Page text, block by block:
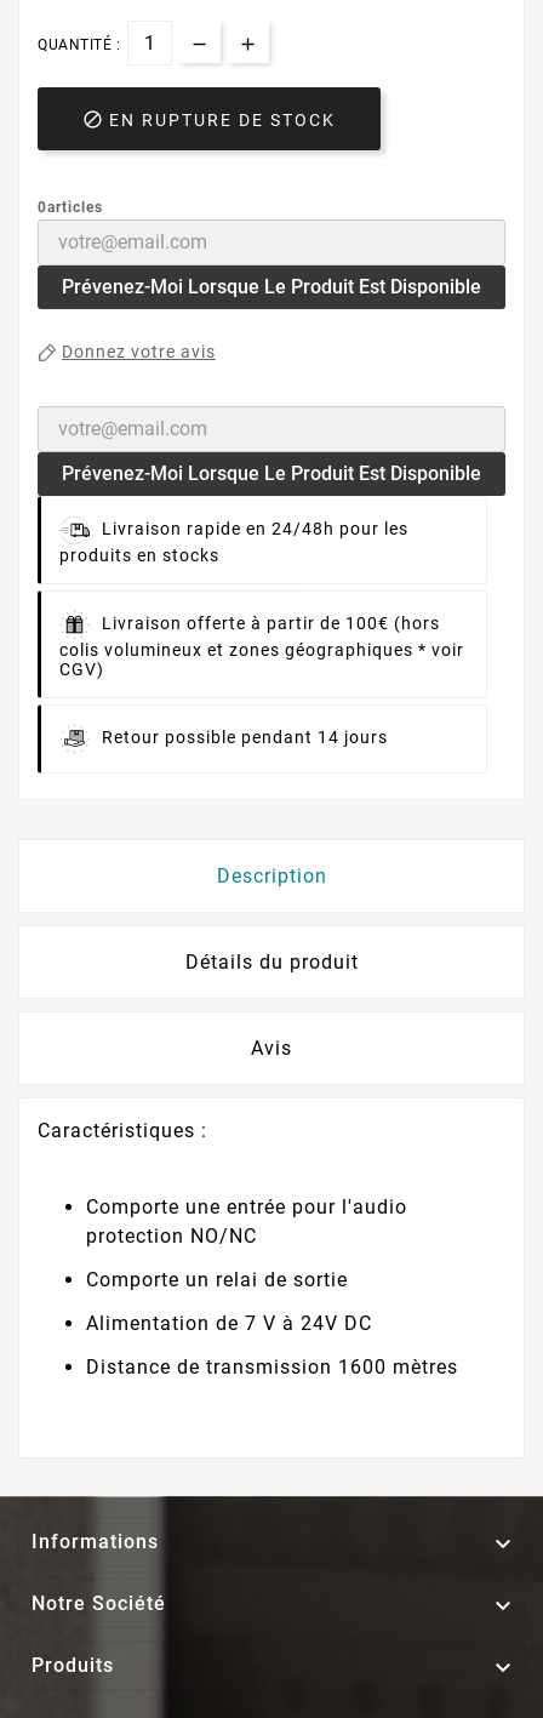
QUANTITÉ :
 EN RUPTURE DE STOCK
0articles
Prévenez-Moi Lorsque Le Produit Est Disponible
Donnez votre avis
Prévenez-Moi Lorsque Le Produit Est Disponible
Livraison rapide en 24/48h pour les
produits en stocks
Livraison offerte à partir de 100€ (hors
colis volumineux et zones géographiques * voir
CGV)
Retour possible pendant 14 jours
Description
Détails du produit
Avis
Caractéristiques :
Comporte une entrée pour l'audio
protection NO/NC
Comporte un relai de sortie
Alimentation de 7 V à 24V DC
Distance de transmission 1600 mètres
Informations 
Notre Société 
Produits 